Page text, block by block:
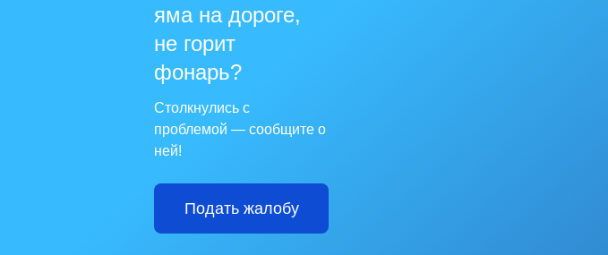
яма на дороге,
не горит
фонарь?
Столкнулись с
проблемой — сообщите о
ней!
Подать жалобу